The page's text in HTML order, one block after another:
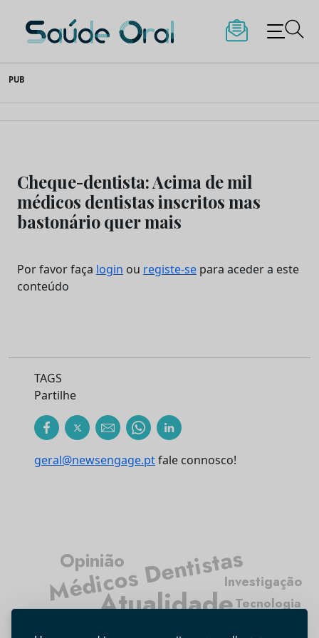
to
content
Saúde Oral
PUB
Cheque-dentista: Acima de mil
médicos dentistas inscritos mas
bastonário quer mais
Por favor faça login ou registe-se para aceder a este
conteúdo
TAGS
Partilhe
geral@newsengage.ptfale connosco!
Atualidade
Médicos Dentistas
Higiene Oral
Opinião
Tecnologia
Investigação